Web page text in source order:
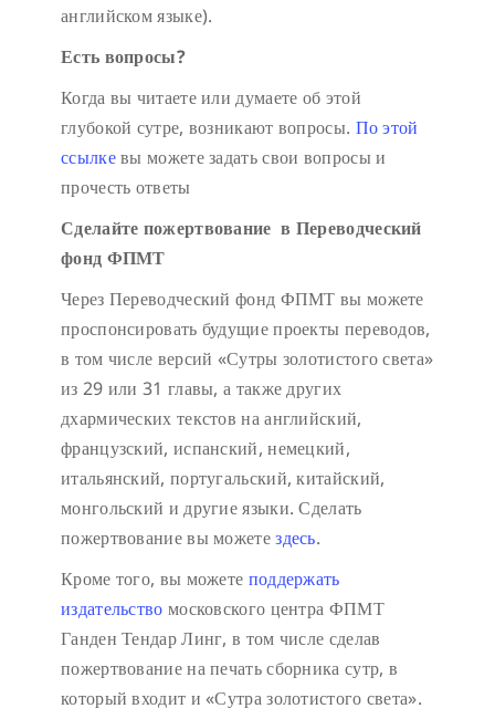
английском языке).
Есть вопросы?
Когда вы читаете или думаете об этой
глубокой сутре, возникают вопросы. По этой
ссылкевы можете задать свои вопросы и
прочесть ответы
Сделайте пожертвование в Переводческий
фонд ФПМТ
Через Переводческий фонд ФПМТ вы можете
проспонсировать будущие проекты переводов,
в том числе версий «Сутры золотистого света»
из 29 или 31 главы, а также других
дхармических текстов на английский,
французский, испанский, немецкий,
итальянский, португальский, китайский,
монгольский и другие языки. Сделать
пожертвование вы можетездесь.
Кроме того, вы можете поддержать
издательство московского центра ФПМТ
Ганден Тендар Линг, в том числе сделав
пожертвование на печать сборника сутр, в
который входит и «Сутра золотистого света».